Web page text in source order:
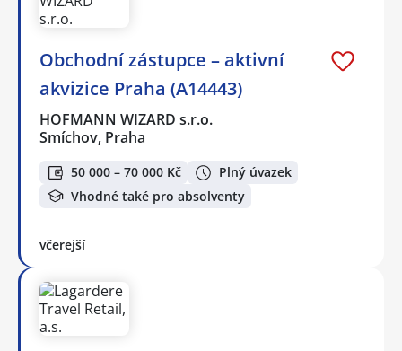
Obchodní zástupce – aktivní
akvizice Praha (A14443)
HOFMANN WIZARD s.r.o.
Smíchov, Praha
50 000 – 70 000 Kč
Plný úvazek
Vhodné také pro absolventy
včerejší